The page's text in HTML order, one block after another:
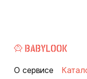
О сервисе